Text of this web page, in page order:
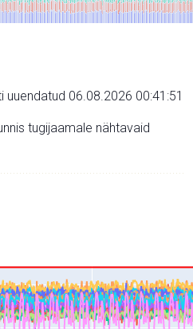
uuendatud 06.08.2026 00:41:51
tugijaamale nähtavaid